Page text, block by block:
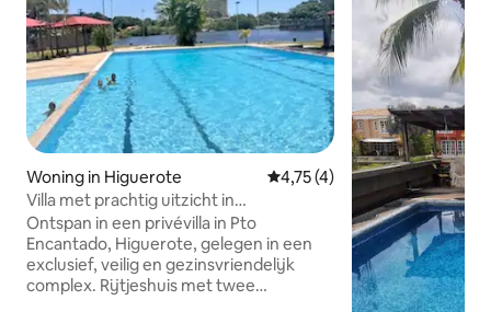
Woning in Higuerote Gemiddelde beoordeling van
4,75 (4)
Villa met prachtig uitzicht in
Higuerote/Pto Enchanted
Ontspan in een privévilla in Pto
Encantado, Higuerote, gelegen in een
exclusief, veilig en gezinsvriendelijk
complex. Rijtjeshuis met twee